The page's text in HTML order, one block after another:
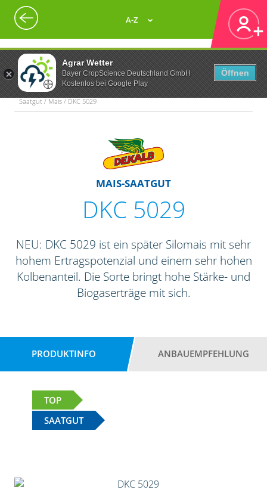
Agrar Wetter
Bayer CropScience Deutschland GmbH
Kostenlos bei Google Play
Öffnen
A-Z
Saatgut / Mais / DKC 5029
MAIS-SAATGUT
DKC 5029
NEU: DKC 5029 ist ein später Silomais mit sehr
hohem Ertragspotenzial und einem sehr hohen
Kolbenanteil. Die Sorte bringt hohe Stärke- und
Biogaserträge mit sich.
PRODUKTINFO ANBAUEMPFEHLUNG
TOP
SAATGUT